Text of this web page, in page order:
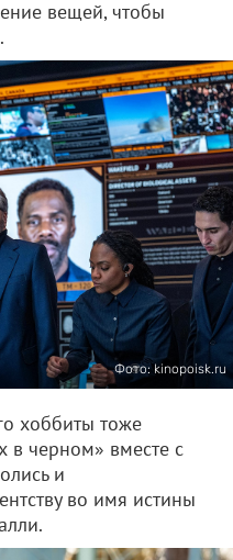
вещей, чтобы
Фото: kinopoisk.ru
хоббиты тоже
в черном» вместе с
и
во имя истины